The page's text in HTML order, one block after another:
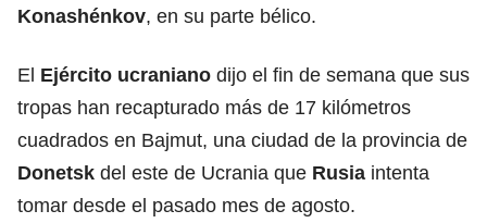
Konashénkov, en su parte bélico.
El Ejército ucraniano dijo el fin de semana que sus
tropas han recapturado más de 17 kilómetros
cuadrados en Bajmut, una ciudad de la provincia de
Donetsk del este de Ucrania que Rusia intenta
tomar desde el pasado mes de agosto.